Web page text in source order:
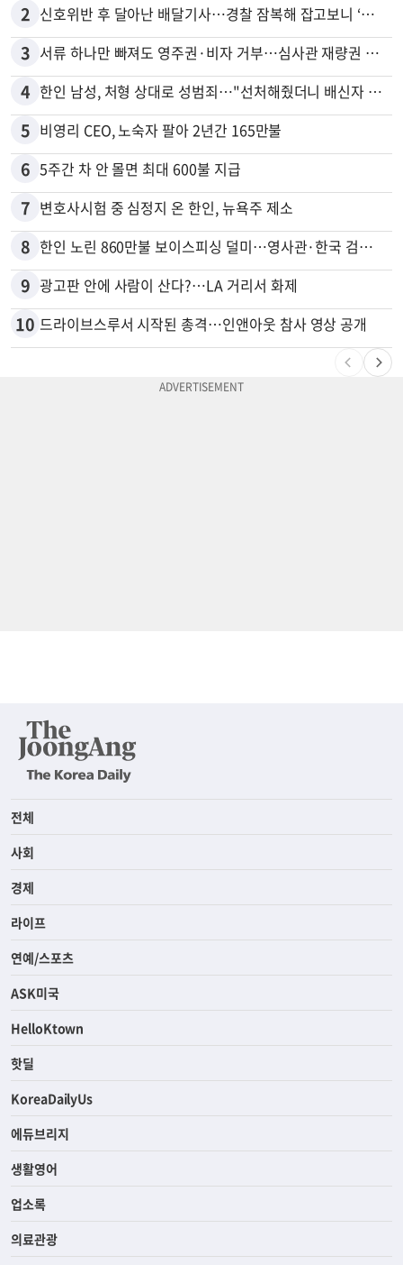
2 신호위반 후 달아난 배달기사…경찰 잠복해 잡고보니 ‘반전’
3 서류 하나만 빠져도 영주권·비자 거부…심사관 재량권 대폭 확대
4 한인 남성, 처형 상대로 성범죄…"선처해줬더니 배신자 취급"
5 비영리 CEO, 노숙자 팔아 2년간 165만불
6 5주간 차 안 몰면 최대 600불 지급
7 변호사시험 중 심정지 온 한인, 뉴욕주 제소
8 한인 노린 860만불 보이스피싱 덜미…영사관·한국 검찰 사칭
9 광고판 안에 사람이 산다?…LA 거리서 화제
10 드라이브스루서 시작된 총격…인앤아웃 참사 영상 공개
전체
사회
경제
라이프
연예/스포츠
ASK미국
HelloKtown
핫딜
KoreaDailyUs
에듀브리지
생활영어
업소록
의료관광